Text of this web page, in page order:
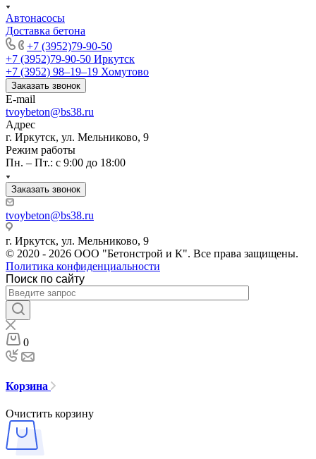
Автонасосы
Доставка бетона
+7 (3952)79-90-50
+7 (3952)79-90-50 Иркутск
+7 (3952) 98‒19‒19 Хомутово
Заказать звонок
E-mail
tvoybeton@bs38.ru
Адрес
г. Иркутск, ул. Мельниково, 9
Режим работы
Пн. – Пт.: с 9:00 до 18:00
Заказать звонок
tvoybeton@bs38.ru
г. Иркутск, ул. Мельниково, 9
© 2020 - 2026 ООО "Бетонстрой и К". Все права защищены.
Политика конфиденциальности
Поиск по сайту
0
Корзина
Очистить корзину